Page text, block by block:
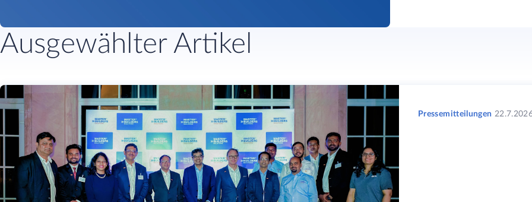
Ausgewählter Artikel
Pressemitteilungen